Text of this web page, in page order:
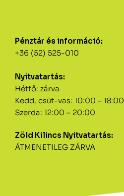
Pénztár és információ:
+36 (52) 525-010
Nyitvatartás:
Hétfő: zárva
Kedd, csüt-vas: 10:00 – 18:00
Szerda: 12:00 – 20:00
Zöld Kilincs Nyitvatartás:
ÁTMENETILEG ZÁRVA